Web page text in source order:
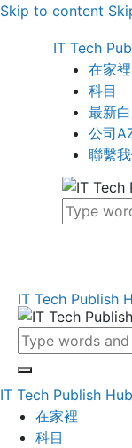
Skip to content
IT Tech
在家裡
科目
最新
公司
聯繫
IT Tech Publish
IT Tech Publish Hub
在家裡
科目